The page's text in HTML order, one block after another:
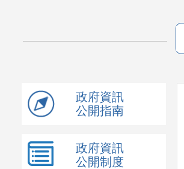
政府資訊
公開指南
政府資訊
公開制度